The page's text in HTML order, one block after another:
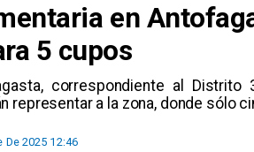
en
5 cupos
correspondiente al
representar a la zona, donde sólo
De 2025 12:46